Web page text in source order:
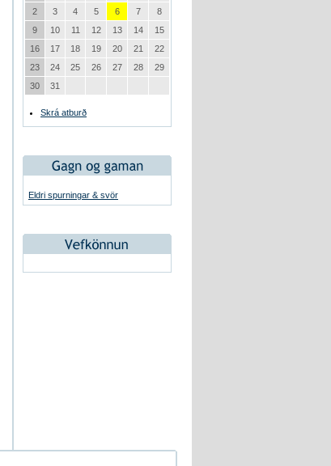
2
3 4 5 6 7
8
9
10 11 12 13 14
15
16
17 18 19 20 21
22
23
24 25 26 27 28
29
30
31
Skrá atburð
Eldri spurningar & svör